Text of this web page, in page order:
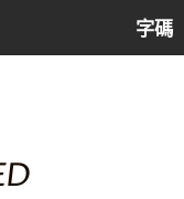
字碼